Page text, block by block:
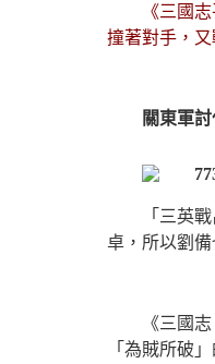
《三國
撞著對手，
關東軍
「三英
卓，所以劉
《三國
「為賊所破